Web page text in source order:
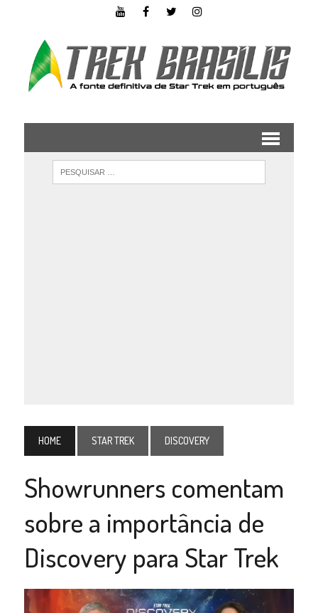
HOME STAR TREK DISCOVERY
Showrunners comentam
sobre a importância de
Discovery para Star Trek